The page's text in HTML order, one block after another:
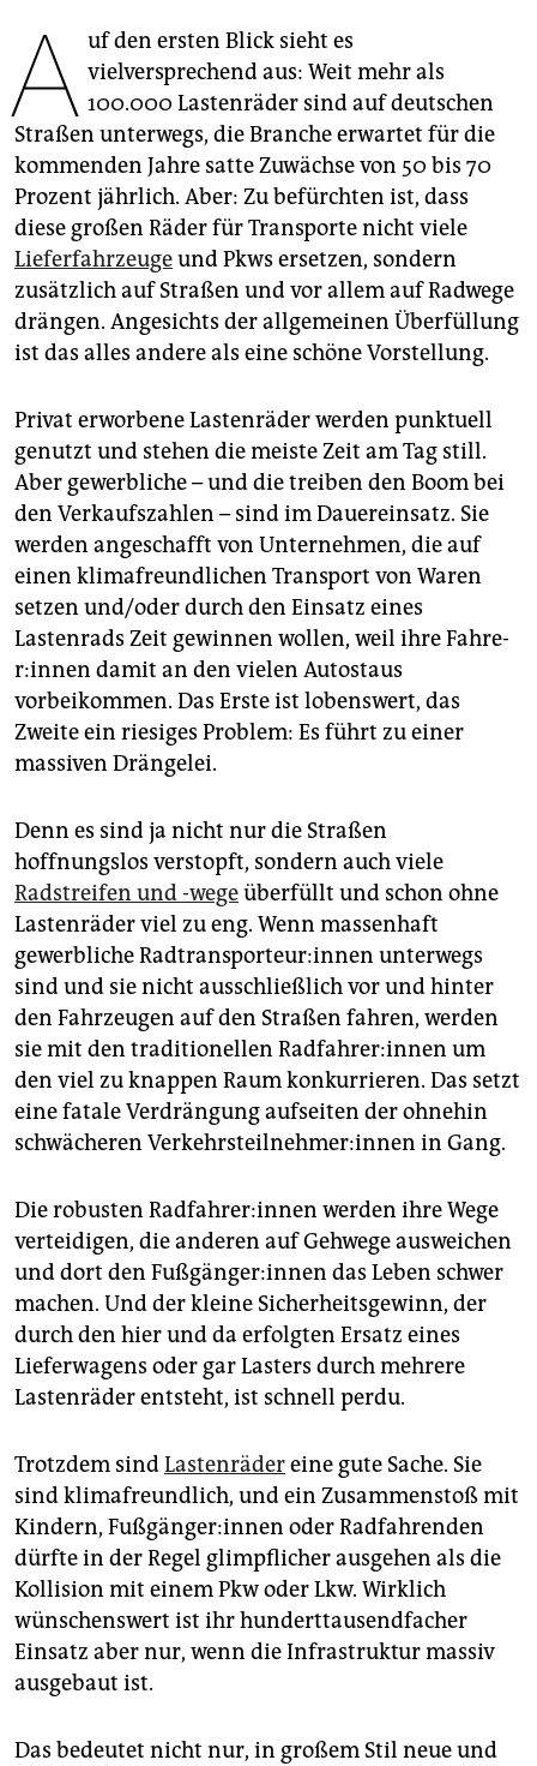
abo
genossenschaft
epaper login
A uf den ersten Blick sieht es
vielversprechend aus: Weit mehr als
100.000 Lastenräder sind auf deutschen
Straßen unterwegs, die Branche erwartet für die
kommenden Jahre satte Zuwächse von 50 bis 70
Prozent jährlich. Aber: Zu befürchten ist, dass
diese großen Räder für Transporte nicht viele
Lieferfahrzeugeund Pkws ersetzen, sondern
zusätzlich auf Straßen und vor allem auf Radwege
drängen. Angesichts der allgemeinen Überfüllung
ist das alles andere als eine schöne Vorstellung.
Privat erworbene Lastenräder werden punktuell
genutzt und stehen die meiste Zeit am Tag still.
Aber gewerbliche – und die treiben den Boom bei
den Verkaufszahlen – sind im Dauereinsatz. Sie
werden angeschafft von Unternehmen, die auf
einen klimafreundlichen Transport von Waren
setzen und/oder durch den Einsatz eines
Lastenrads Zeit gewinnen wollen, weil ihre Fah­re­
r:in­nen damit an den vielen Autostaus
vorbeikommen. Das Erste ist lobenswert, das
Zweite ein riesiges Problem: Es führt zu einer
massiven Drängelei.
Denn es sind ja nicht nur die Straßen
hoffnungslos verstopft, sondern auch viele
Radstreifen und -wegeüberfüllt und schon ohne
Lastenräder viel zu eng. Wenn massenhaft
gewerbliche Rad­trans­por­teu­r:in­nen unterwegs
sind und sie nicht ausschließlich vor und hinter
den Fahrzeugen auf den Straßen fahren, werden
sie mit den traditionellen Rad­fah­re­r:in­nen um
den viel zu knappen Raum konkurrieren. Das setzt
eine fatale Verdrängung aufseiten der ohnehin
schwächeren Ver­kehrs­teil­neh­me­r:in­nen in Gang.
Die robusten Rad­fah­re­r:in­nen werden ihre Wege
verteidigen, die anderen auf Gehwege ausweichen
und dort den Fuß­gän­ge­r:in­nen das Leben schwer
machen. Und der kleine Sicherheitsgewinn, der
durch den hier und da erfolgten Ersatz eines
Lieferwagens oder gar Lasters durch mehrere
Lastenräder entsteht, ist schnell perdu.
Trotzdem sindLastenrädereine gute Sache. Sie
sind klimafreundlich, und ein Zusammenstoß mit
Kindern, Fuß­gän­ge­r:in­nen oder Radfahrenden
dürfte in der Regel glimpflicher ausgehen als die
Kollision mit einem Pkw oder Lkw. Wirklich
wünschenswert ist ihr hunderttausendfacher
Einsatz aber nur, wenn die Infrastruktur massiv
ausgebaut ist.
Das bedeutet nicht nur, in großem Stil neue und